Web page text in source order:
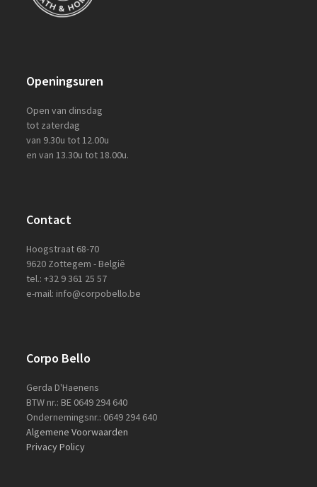
Openingsuren
Open van dinsdag
tot zaterdag
van 9.30u tot 12.00u
en van 13.30u tot 18.00u.
Contact
Hoogstraat 68-70
9620 Zottegem - België
tel.: +32 9 361 25 57
e-mail: info@corpobello.be
Corpo Bello
Gerda D'Haenens
BTW nr.: BE 0649 294 640
Ondernemingsnr.: 0649 294 640
Algemene Voorwaarden
Privacy Policy